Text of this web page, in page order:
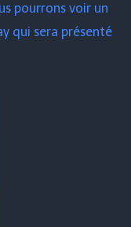
pourrons voir un
qui sera présenté